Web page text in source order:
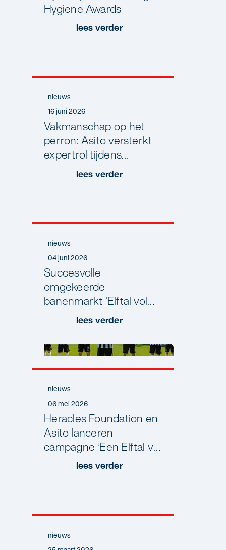
zoek
moest
woning
en
tegelijkertijd
te
maken
kreeg
gezondheidsklachten,
veel
hem
af.
Hygiene Awards
lees verder
nieuws
16 juni 2026
Vakmanschap op het
perron: Asito versterkt
expertrol tijdens
objectleidersdag
lees verder
nieuws
04 juni 2026
Succesvolle
omgekeerde
banenmarkt 'Elftal vol
Kansen'lees verder
nieuws
06 mei 2026
Heracles Foundation en
Asito lanceren
campagne ‘Een Elftal vol
Kansen’lees verder
nieuws